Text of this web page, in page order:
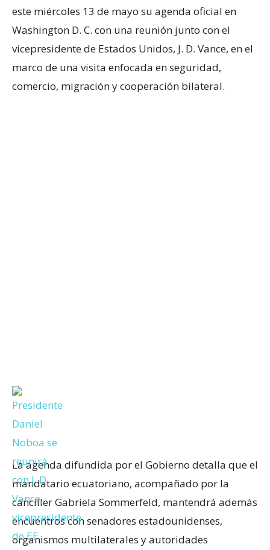
este miércoles 13 de mayo su agenda oficial en
Washington D. C. con una reunión junto con el
vicepresidente de Estados Unidos, J. D. Vance, en el
marco de una visita enfocada en seguridad,
comercio, migración y cooperación bilateral.
La agenda difundida por el Gobierno detalla que el
mandatario ecuatoriano, acompañado por la
canciller Gabriela Sommerfeld, mantendrá además
encuentros con senadores estadounidenses,
organismos multilaterales y autoridades